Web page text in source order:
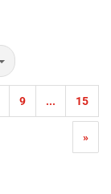
9 ... 15
»